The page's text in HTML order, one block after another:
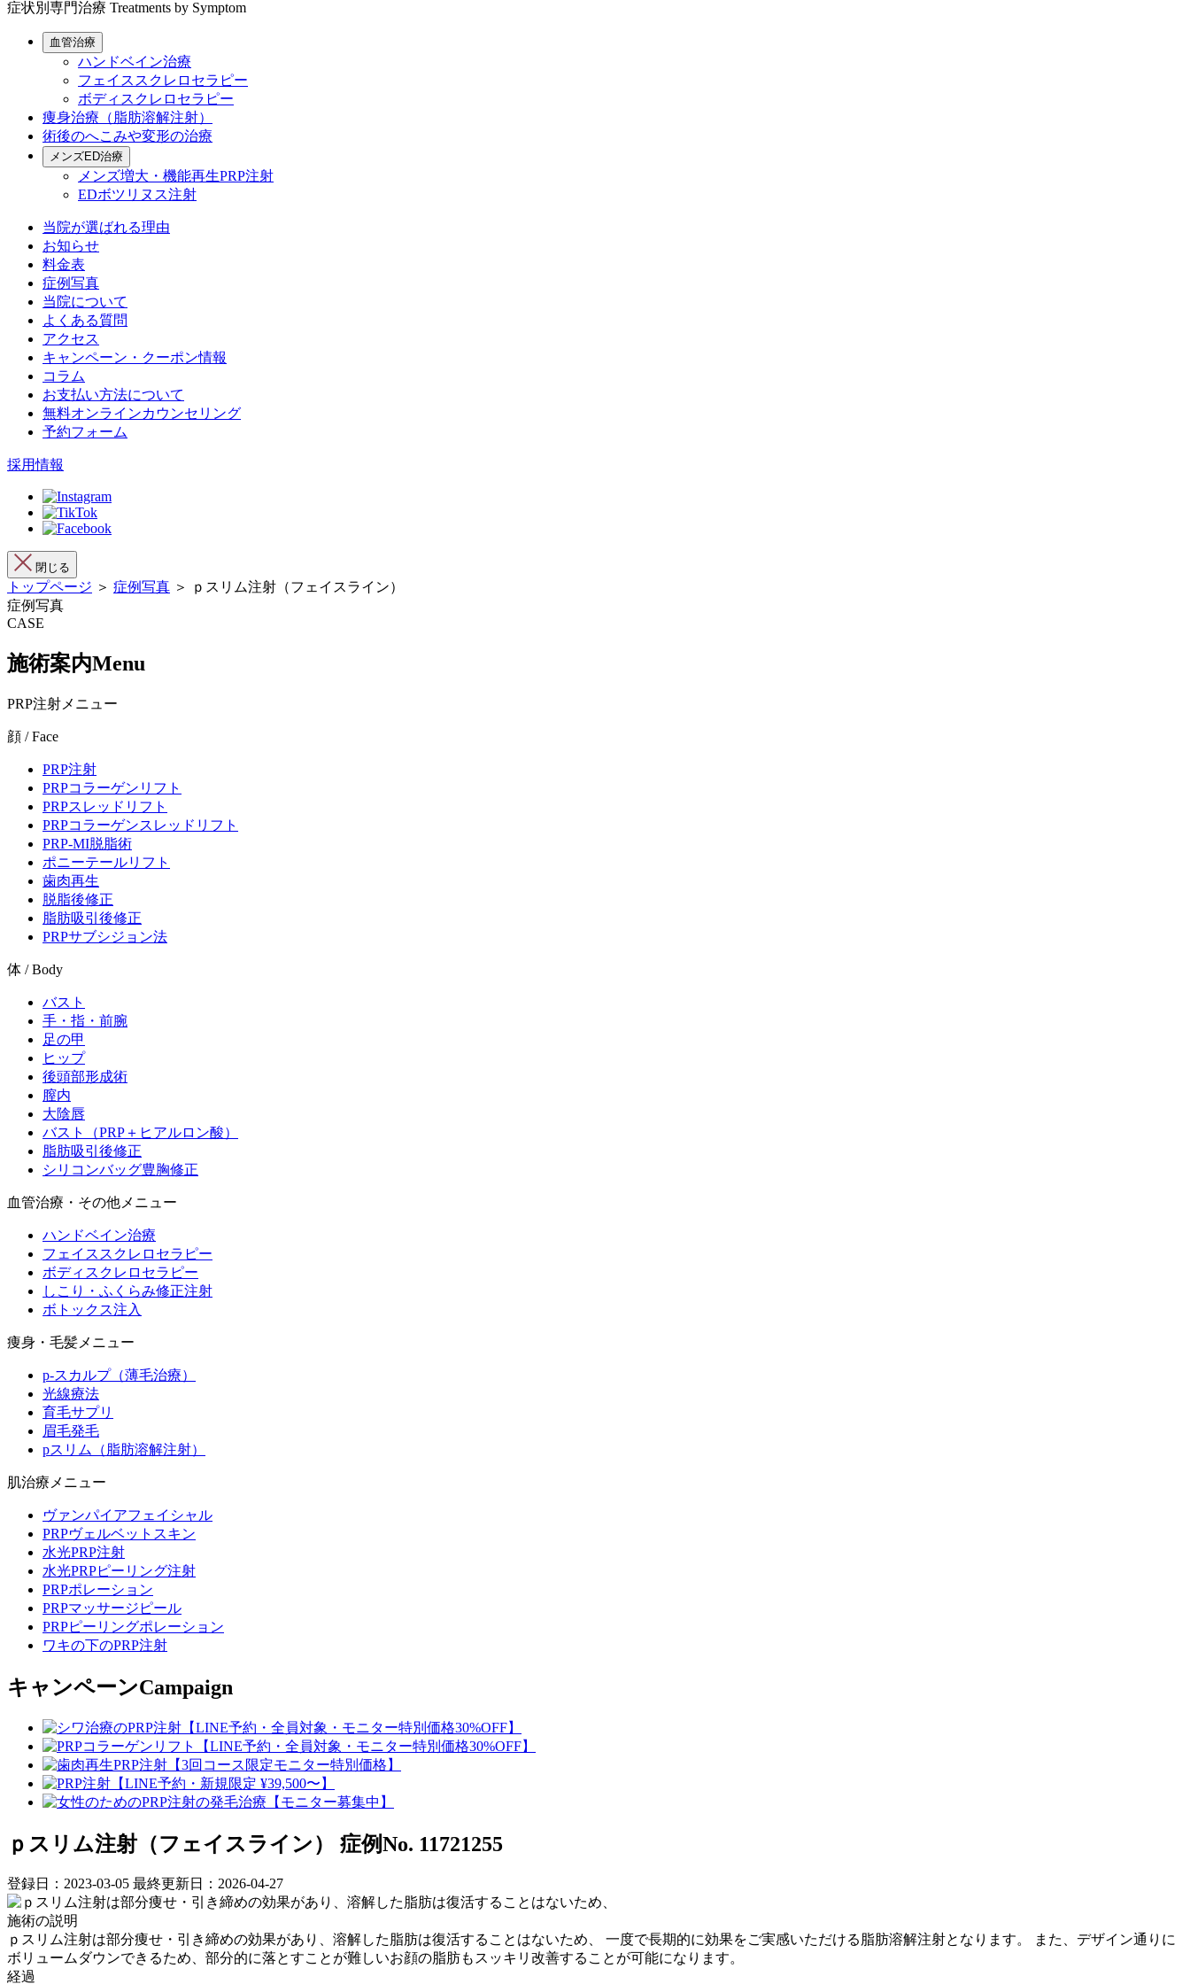
症状別専門治療 Treatments by Symptom
血管治療
ハンドベイン治療
フェイススクレロセラピー
ボディスクレロセラピー
痩身治療（脂肪溶解注射）
術後のへこみや変形の治療
メンズED治療
メンズ増大・機能再生PRP注射
EDボツリヌス注射
当院が選ばれる理由
お知らせ
料金表
症例写真
当院について
よくある質問
アクセス
キャンペーン・クーポン情報
コラム
お支払い方法について
無料オンラインカウンセリング
予約フォーム
採用情報
閉じる
トップページ ＞ 症例写真 ＞ ｐスリム注射（フェイスライン）
症例写真
CASE
施術案内Menu
PRP注射メニュー
顔 / Face
PRP注射
PRPコラーゲンリフト
PRPスレッドリフト
PRPコラーゲンスレッドリフト
PRP-MI脱脂術
ポニーテールリフト
歯肉再生
脱脂後修正
脂肪吸引後修正
PRPサブシジョン法
体 / Body
バスト
手・指・前腕
足の甲
ヒップ
後頭部形成術
膣内
大陰唇
バスト（PRP＋ヒアルロン酸）
脂肪吸引後修正
シリコンバッグ豊胸修正
血管治療・その他メニュー
ハンドベイン治療
フェイススクレロセラピー
ボディスクレロセラピー
しこり・ふくらみ修正注射
ボトックス注入
痩身・毛髪メニュー
p-スカルプ（薄毛治療）
光線療法
育毛サプリ
眉毛発毛
pスリム（脂肪溶解注射）
肌治療メニュー
ヴァンパイアフェイシャル
PRPヴェルベットスキン
水光PRP注射
水光PRPピーリング注射
PRPポレーション
PRPマッサージピール
PRPピーリングポレーション
ワキの下のPRP注射
キャンペーンCampaign
ｐスリム注射（フェイスライン） 症例No. 11721255
登録日：2023-03-05 最終更新日：2026-04-27
施術の説明
ｐスリム注射は部分痩せ・引き締めの効果があり、溶解した脂肪は復活することはないため、 一度で長期的に効果をご実感いただける脂肪溶解注射となります。 また、デザイン通りに
ボリュームダウンできるため、部分的に落とすことが難しいお顔の脂肪もスッキリ改善することが可能になります。
経過